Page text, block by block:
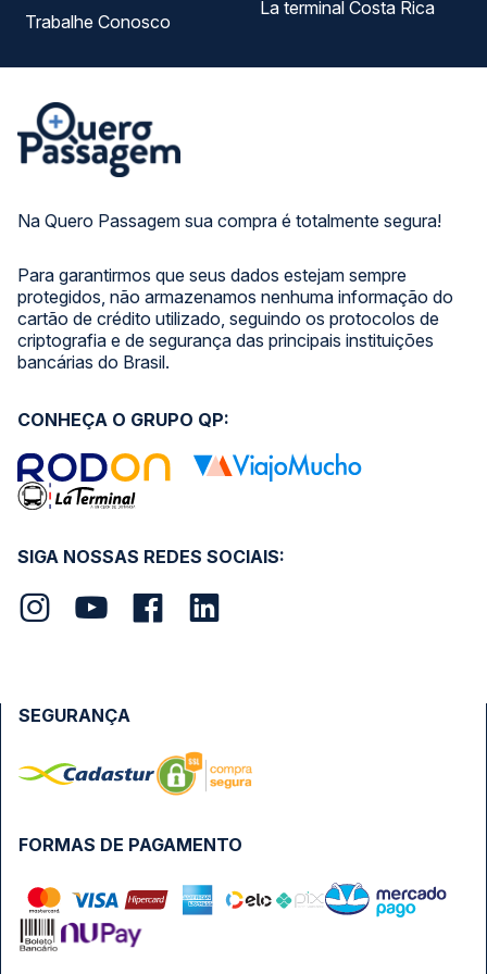
Na Quero Passagem sua compra é totalmente segura!
Para garantirmos que seus dados estejam sempre
protegidos, não armazenamos nenhuma informação do
cartão de crédito utilizado, seguindo os protocolos de
criptografia e de segurança das principais instituições
bancárias do Brasil.
Trabalhe Conosco
La terminal Costa Rica
SIGA NOSSAS REDES SOCIAIS:
CONHEÇA O GRUPO QP:
FORMAS DE PAGAMENTO
SEGURANÇA